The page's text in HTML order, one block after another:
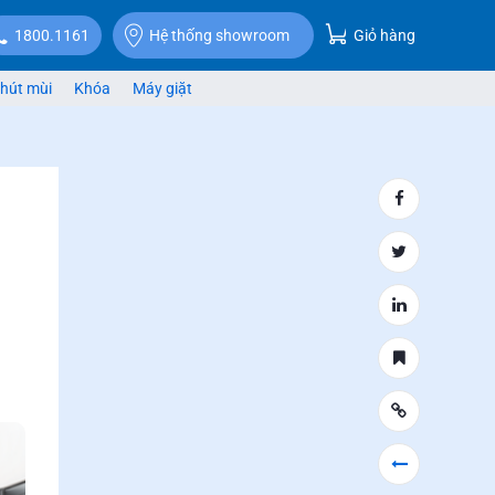
1800.1161 Hệ thống showroom Giỏ hàng
mùi Khóa Máy giặt